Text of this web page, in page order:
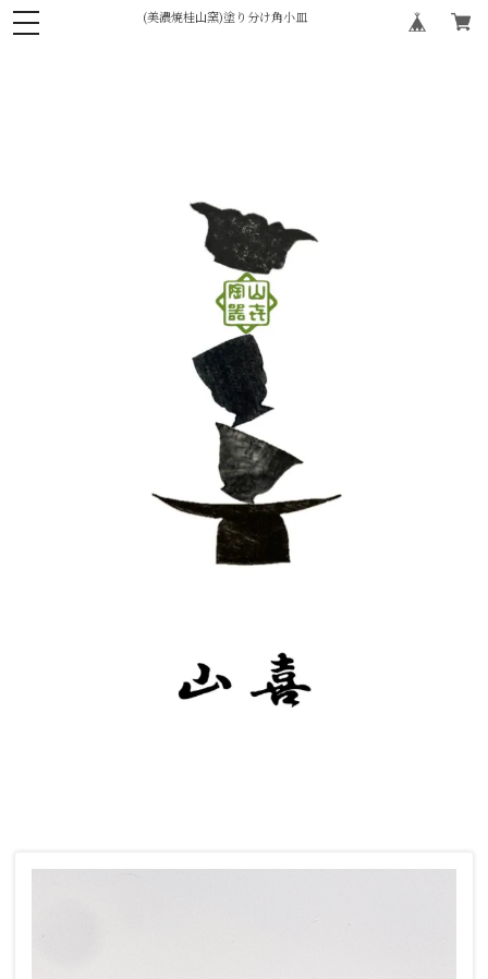
(美濃焼桂山窯)塗り分け角小皿